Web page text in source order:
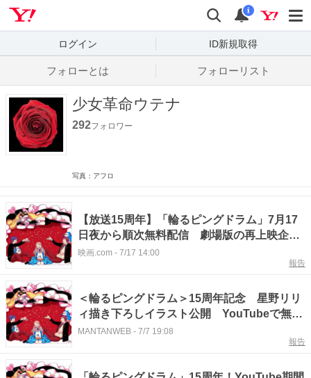
検索
通知
i
ログイン ID新規取得
フォローとは フォローリスト
少女革命ウテナ
292フォロワー
写真：アフロ
【放送15周年】「輪るピングドラム」7月17
日夜から順次無料配信 劇場版の再上映企画
も進行中
映画.com - 7/17 14:00
報告
＜輪るピングドラム＞15周年記念 星野リリ
ィ描き下ろしイラスト公開 YouTubeで無料
配信
MANTANWEB - 7/7 19:08
報告